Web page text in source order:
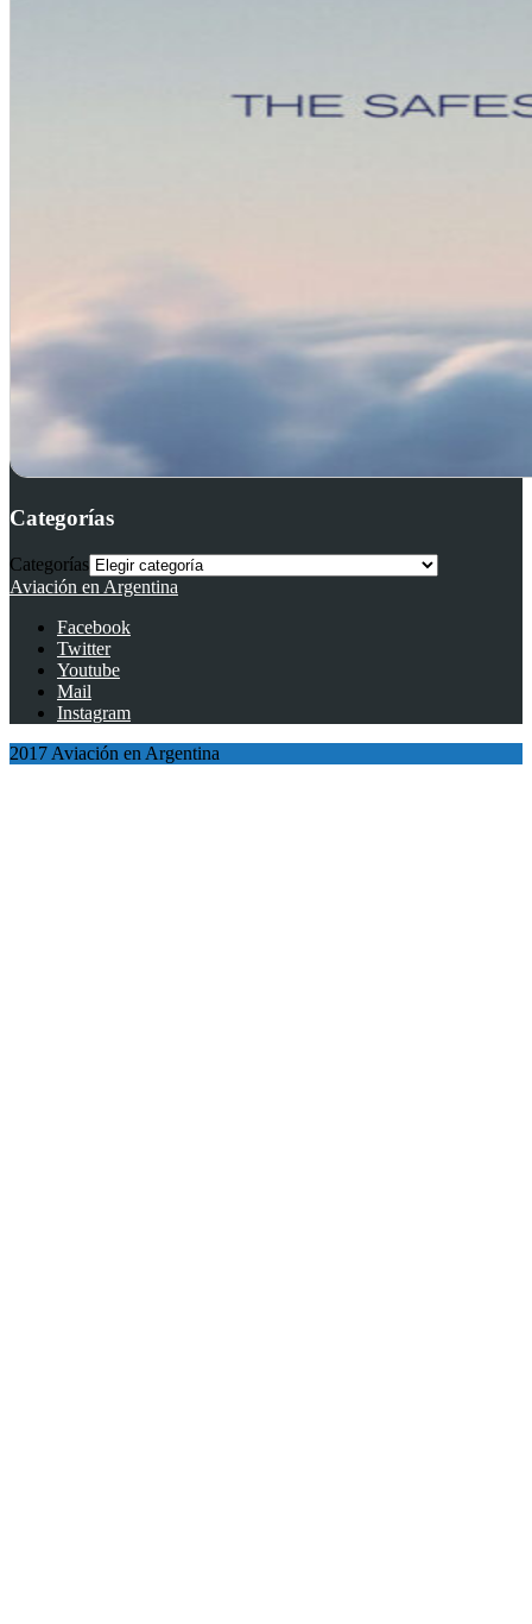
Categorías
Categorías
Aviación en Argentina
Facebook
Twitter
Youtube
Mail
Instagram
2017 Aviación en Argentina